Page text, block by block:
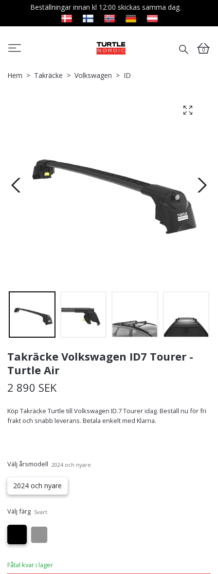
Beställningar innan kl 12:00 skickas samma dag.
0
Hem Takräcke Volkswagen ID
Takräcke Volkswagen ID7 Tourer -
Turtle Air
2 890 SEK
Köp Takräcke Turtle till Volkswagen ID.7 Tourer idag. Beställ nu för fri
frakt och snabb leverans. Betala enkelt med Klarna.
Välj årsmodell 2024 och nyare
2024 och nyare
Välj färg Svart
Fåtal kvar i lager